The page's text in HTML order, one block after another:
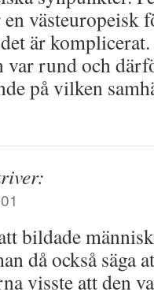
västeuropeisk
är
var rund och
på vilken
bildade
då också säga
visste att den